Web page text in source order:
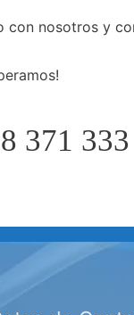
con nosotros y
371 333